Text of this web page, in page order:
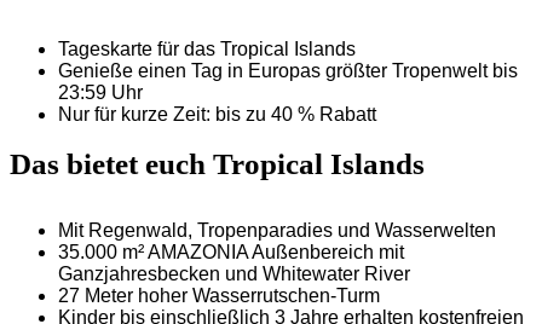
Tageskarte für das Tropical Islands
Genieße einen Tag in Europas größter Tropenwelt bis
23:59 Uhr
Nur für kurze Zeit: bis zu 40 % Rabatt
Das bietet euch Tropical Islands
Mit Regenwald, Tropenparadies und Wasserwelten
35.000 m² AMAZONIA Außenbereich mit
Ganzjahresbecken und Whitewater River
27 Meter hoher Wasserrutschen-Turm
Kinder bis einschließlich 3 Jahre erhalten kostenfreien